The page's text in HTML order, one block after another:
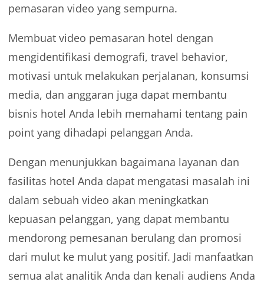
pemasaran video yang sempurna.
Membuat video pemasaran hotel dengan
mengidentifikasi demografi, travel behavior,
motivasi untuk melakukan perjalanan, konsumsi
media, dan anggaran juga dapat membantu
bisnis hotel Anda lebih memahami tentang pain
point yang dihadapi pelanggan Anda.
Dengan menunjukkan bagaimana layanan dan
fasilitas hotel Anda dapat mengatasi masalah ini
dalam sebuah video akan meningkatkan
kepuasan pelanggan, yang dapat membantu
mendorong pemesanan berulang dan promosi
dari mulut ke mulut yang positif. Jadi manfaatkan
semua alat analitik Anda dan kenali audiens Anda